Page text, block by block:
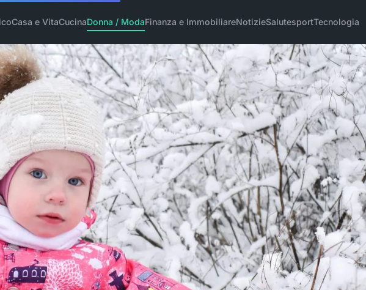
Casa e VitaCucinaDonna / ModaFinanza e ImmobiliareNotizieSalutesportTecnologia